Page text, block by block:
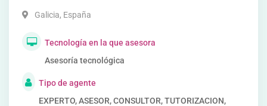
Galicia, España
Tecnología en la que asesora
Asesoría tecnológica
Tipo de agente
EXPERTO, ASESOR, CONSULTOR, TUTORIZACION,